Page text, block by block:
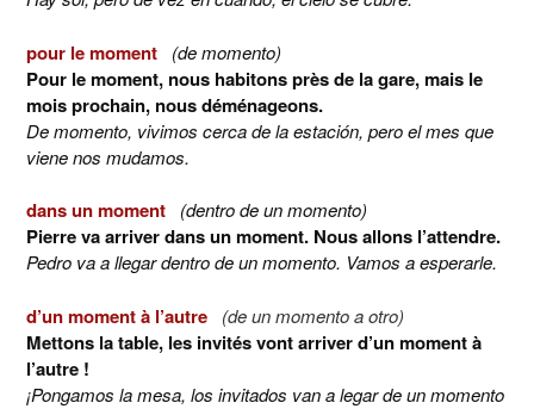
pour le moment (de momento)
Pour le moment, nous habitons près de la gare, mais le
mois prochain, nous déménageons.
De momento, vivimos cerca de la estación, pero el mes que
viene nos mudamos.
dans un moment (dentro de un momento)
Pierre va arriver dans un moment. Nous allons l’attendre.
Pedro va a llegar dentro de un momento. Vamos a esperarle.
d’un moment à l’autre (de un momento a otro)
Mettons la table, les invités vont arriver d’un moment à
l’autre !
¡Pongamos la mesa, los invitados van a legar de un momento